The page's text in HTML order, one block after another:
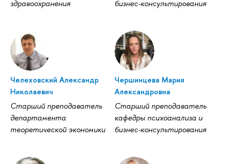
здравоохранения
бизнес-консультирования
Челеховский Александр
Николаевич
Старший преподаватель
департамента
теоретической экономики
Чершинцева Мария
Александровна
Старший преподаватель
кафедры психоанализа и
бизнес-консультирования